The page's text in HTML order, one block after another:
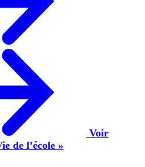
Voir
de l’école »